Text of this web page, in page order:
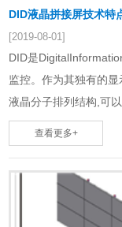
DID液晶拼接屏技术特
[2019-08-01]
DID是
监控。作为其独有的
液晶分子排列结构,可
(1080P)，超长寿命，
辨率(1366X768、
1920xMx1080xN)的
积的液晶显示屏……
查看更多+